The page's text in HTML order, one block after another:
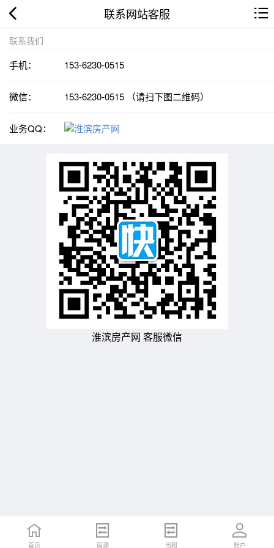
联系网站客服
联系我们
手机： 153-6230-0515
微信： 153-6230-0515 （请扫下图二维码）
业务QQ：
淮滨房产网 客服微信
首页 房源 出租 账户